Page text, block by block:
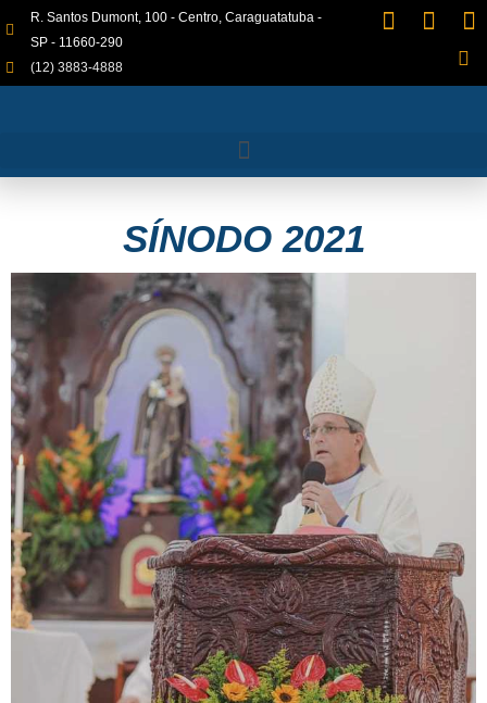
R. Santos Dumont, 100 - Centro, Caraguatatuba -
SP - 11660-290
(12) 3883-4888
SÍNODO 2021